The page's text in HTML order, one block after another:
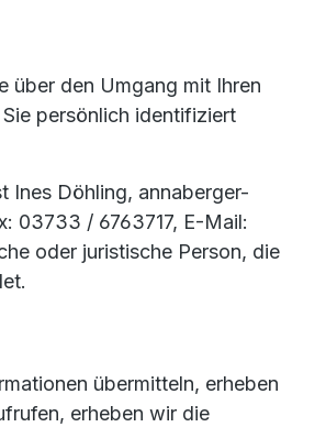
über den Umgang mit Ihren
persönlich identifiziert
Ines Döhling, annaberger-
03733 / 6763717, E-Mail:
oder juristische Person, die
übermitteln, erheben
erheben wir die